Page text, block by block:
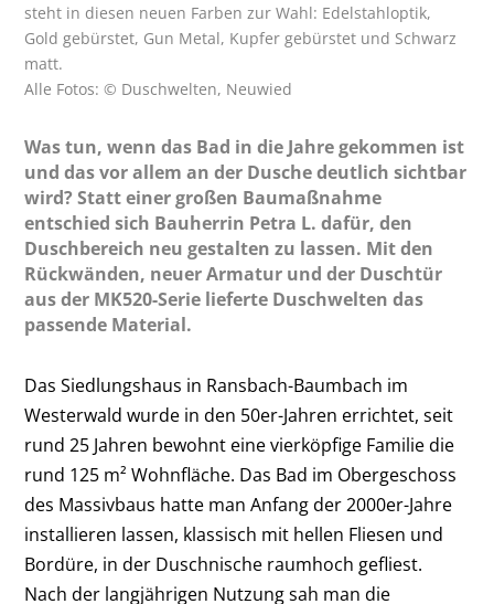
steht in diesen neuen Farben zur Wahl: Edelstahloptik,
Gold gebürstet, Gun Metal, Kupfer gebürstet und Schwarz
matt.
Alle Fotos: © Duschwelten, Neuwied
Was tun, wenn das Bad in die Jahre gekommen ist
und das vor allem an der Dusche deutlich sichtbar
wird? Statt einer großen Baumaßnahme
entschied sich Bauherrin Petra L. dafür, den
Duschbereich neu gestalten zu lassen. Mit den
Rückwänden, neuer Armatur und der Duschtür
aus der MK520-Serie lieferte Duschwelten das
passende Material.
Das Siedlungshaus in Ransbach-Baumbach im
Westerwald wurde in den 50er-Jahren errichtet, seit
rund 25 Jahren bewohnt eine vierköpfige Familie die
rund 125 m² Wohnfläche. Das Bad im Obergeschoss
des Massivbaus hatte man Anfang der 2000er-Jahre
installieren lassen, klassisch mit hellen Fliesen und
Bordüre, in der Duschnische raumhoch gefliest.
Nach der langjährigen Nutzung sah man die